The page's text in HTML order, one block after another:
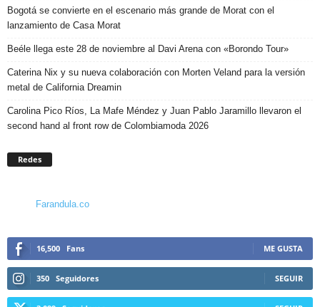
Bogotá se convierte en el escenario más grande de Morat con el
lanzamiento de Casa Morat
Beéle llega este 28 de noviembre al Davi Arena con «Borondo Tour»
Caterina Nix y su nueva colaboración con Morten Veland para la versión
metal de California Dreamin
Carolina Pico Ríos, La Mafe Méndez y Juan Pablo Jaramillo llevaron el
second hand al front row de Colombiamoda 2026
Redes
Farandula.co
16,500 Fans ME GUSTA
350 Seguidores SEGUIR